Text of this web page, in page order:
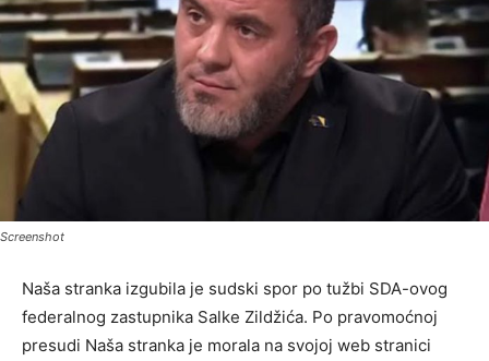
Screenshot
Naša stranka izgubila je sudski spor po tužbi SDA-ovog
federalnog zastupnika Salke Zildžića. Po pravomoćnoj
presudi Naša stranka je morala na svojoj web stranici